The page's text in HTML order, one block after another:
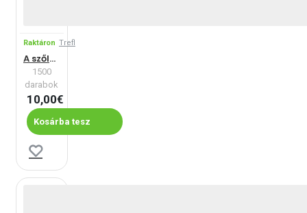
Raktáron Trefl
A szőlőskertben
1500
darabok
10,00€
Kosárba tesz